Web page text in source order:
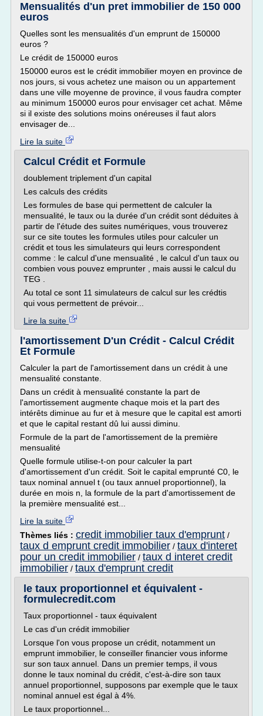
Mensualités d'un pret immobilier de 150 000
euros
Quelles sont les mensualités d'un emprunt de 150000
euros ?
Le crédit de 150000 euros
150000 euros est le crédit immobilier moyen en province de
nos jours, si vous achetez une maison ou un appartement
dans une ville moyenne de province, il vous faudra compter
au minimum 150000 euros pour envisager cet achat. Même
si il existe des solutions moins onéreuses il faut alors
envisager de...
Lire la suite
Calcul Crédit et Formule
doublement triplement d'un capital
Les calculs des crédits
Les formules de base qui permettent de calculer la
mensualité, le taux ou la durée d'un crédit sont déduites à
partir de l'étude des suites numériques, vous trouverez
sur ce site toutes les formules utiles pour calculer un
crédit et tous les simulateurs qui leurs correspondent
comme : le calcul d'une mensualité , le calcul d'un taux ou
combien vous pouvez emprunter , mais aussi le calcul du
TEG .
Au total ce sont 11 simulateurs de calcul sur les crédtis
qui vous permettent de prévoir...
Lire la suite
l'amortissement D'un Crédit - Calcul Crédit
Et Formule
Calculer la part de l'amortissement dans un crédit à une
mensualité constante.
Dans un crédit à mensualité constante la part de
l'amortissement augmente chaque mois et la part des
intérêts diminue au fur et à mesure que le capital est amorti
et que le capital restant dû lui aussi diminu.
Formule de la part de l'amortissement de la première
mensualité
Quelle formule utilise-t-on pour calculer la part
d'amortissement d'un crédit. Soit le capital emprunté C0, le
taux nominal annuel t (ou taux annuel proportionnel), la
durée en mois n, la formule de la part d'amortissement de
la première mensualité est...
Lire la suite
Thèmes liés : credit immobilier taux d'emprunt /
taux d emprunt credit immobilier / taux d'interet
pour un credit immobilier / taux d interet credit
immobilier / taux d'emprunt credit
le taux proportionnel et équivalent -
formulecredit.com
Taux proportionnel - taux équivalent
Le cas d'un crédit immobilier
Lorsque l'on vous propose un crédit, notamment un
emprunt immobilier, le conseiller financier vous informe
sur son taux annuel. Dans un premier temps, il vous
donne le taux nominal du crédit, c'est-à-dire son taux
annuel proportionnel, supposons par exemple que le taux
nominal annuel est égal à 4%.
Le taux proportionnel...